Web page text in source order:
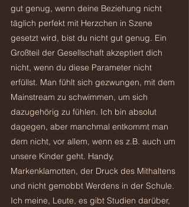
gut genug, wenn deine Beziehung nicht
täglich perfekt mit Herzchen in Szene
gesetzt wird, bist du nicht gut genug. Ein
Großteil der Gesellschaft akzeptiert dich
nicht, wenn du diese Parameter nicht
erfüllst. Man fühlt sich gezwungen, mit dem
Mainstream zu schwimmen, um sich
dazugehörig zu fühlen. Ich bin absolut
dagegen, aber manchmal entkommt man
dem nicht, vor allem, wenn es z.B. auch um
unsere Kinder geht. Handy,
Markenklamotten, der Druck des Mithaltens
und nicht gemobbt Werdens in der Schule.
Ich meine, Leute, es gibt Studien darüber,